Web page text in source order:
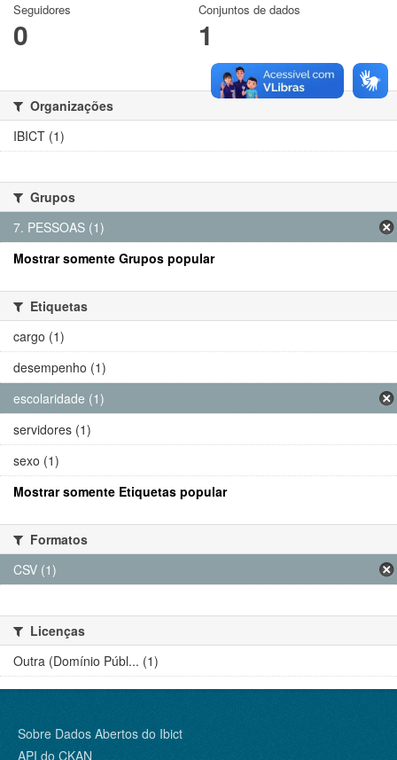
Seguidores
0
Conjuntos de dados
1
Organizações
IBICT (1)
Grupos
7. PESSOAS (1)
Mostrar somente Grupos popular
Etiquetas
cargo (1)
desempenho (1)
escolaridade (1)
servidores (1)
sexo (1)
Mostrar somente Etiquetas popular
Formatos
CSV (1)
Licenças
Outra (Domínio Públ... (1)
Sobre Dados Abertos do Ibict
API do CKAN